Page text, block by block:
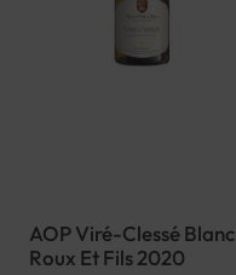
AOP Viré-Clessé Blanc
Roux Et Fils 2020